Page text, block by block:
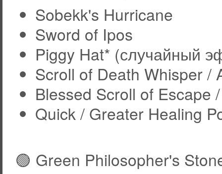
Sobekk's Hurricane
Sword of Ipos
Piggy Hat* (случайный
Scroll of Death Whisper /
Blessed Scroll of Escape
Quick / Greater Healing
🟢 Green Philosopher's